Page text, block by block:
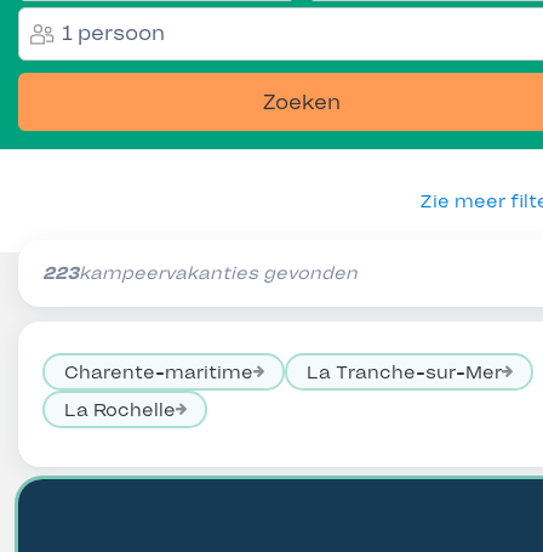
1 persoon
Zoeken
Zie meer
223kampeervakanties gevonden
Charente-maritime
La Tranche-sur-Mer
La Rochelle